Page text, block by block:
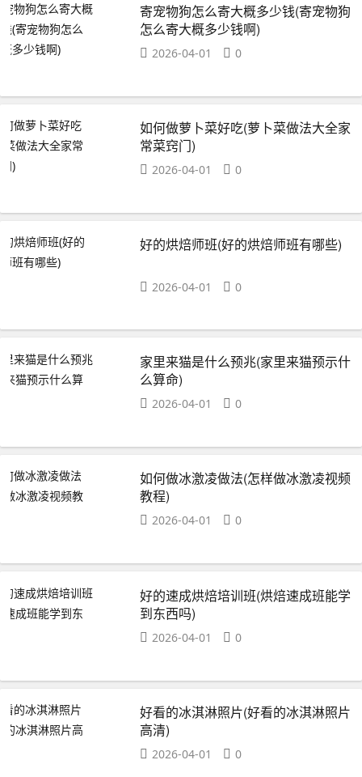
寄宠物狗怎么寄大概多少钱(寄宠物狗
怎么寄大概多少钱啊)
2026-04-01 0
如何做萝卜菜好吃(萝卜菜做法大全家
常菜窍门)
2026-04-01 0
好的烘焙师班(好的烘焙师班有哪些)
2026-04-01 0
家里来猫是什么预兆(家里来猫预示什
么算命)
2026-04-01 0
如何做冰激凌做法(怎样做冰激凌视频
教程)
2026-04-01 0
好的速成烘焙培训班(烘焙速成班能学
到东西吗)
2026-04-01 0
好看的冰淇淋照片(好看的冰淇淋照片
高清)
2026-04-01 0